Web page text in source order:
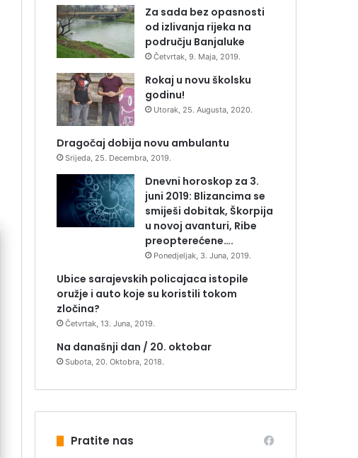
Za sada bez opasnosti
od izlivanja rijeka na
području Banjaluke
Četvrtak, 9. Maja, 2019.
Rokaj u novu školsku
godinu!
Utorak, 25. Augusta, 2020.
Dragočaj dobija novu ambulantu
Srijeda, 25. Decembra, 2019.
Dnevni horoskop za 3.
juni 2019: Blizancima se
smiješi dobitak, Škorpija
u novoj avanturi, Ribe
preopterećene….
Ponedjeljak, 3. Juna, 2019.
Ubice sarajevskih policajaca istopile
oružje i auto koje su koristili tokom
zločina?
Četvrtak, 13. Juna, 2019.
Na današnji dan / 20. oktobar
Subota, 20. Oktobra, 2018.
Pratite nas